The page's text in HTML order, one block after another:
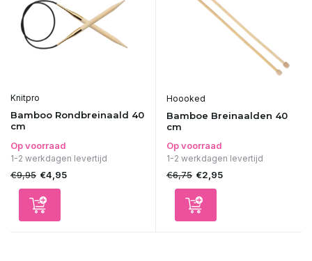
Knitpro
Bamboo Rondbreinaald 40
cm
Op voorraad
1-2 werkdagen levertijd
€9,95 €4,95
Hoooked
Bamboe Breinaalden 40
cm
Op voorraad
1-2 werkdagen levertijd
€6,75 €2,95